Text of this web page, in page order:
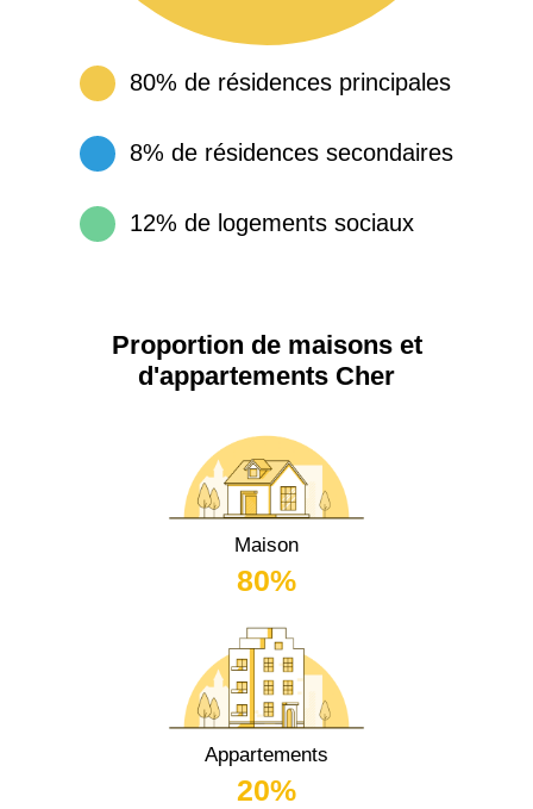
80% de résidences principales
8% de résidences secondaires
12% de logements sociaux
Proportion de maisons et
d'appartements Cher
Maison
80%
Appartements
20%